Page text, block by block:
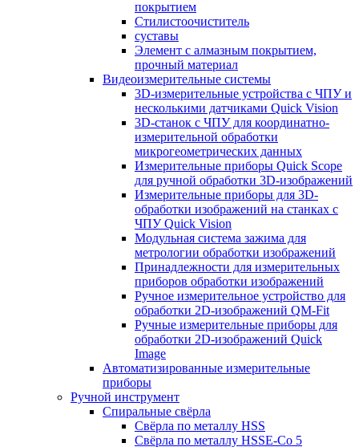
покрытием
Стилистоочиститель
суставы
Элемент с алмазным покрытием,
прочный материал
Видеоизмерительные системы
3D-измерительные устройства с ЧПУ и
несколькими датчиками Quick Vision
3D-станок с ЧПУ для координатно-
измерительной обработки
микрогеометрических данных
Измерительные приборы Quick Scope
для ручной обработки 3D-изображений
Измерительные приборы для 3D-
обработки изображений на станках с
ЧПУ Quick Vision
Модульная система зажима для
метрологии обработки изображений
Принадлежности для измерительных
приборов обработки изображений
Ручное измерительное устройство для
обработки 2D-изображений QM-Fit
Ручные измерительные приборы для
обработки 2D-изображений Quick
Image
Автоматизированные измерительные
приборы
Ручной инструмент
Спиральные свёрла
Свёрла по металлу HSS
Свёрла по металлу HSSE-Co 5